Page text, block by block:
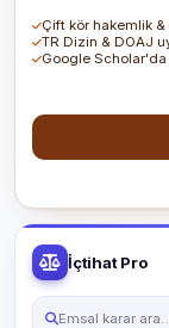
Çift kör hakemlik &
TR Dizin & DOAJ
Google Scholar'da
İçtihat Pro
Emsal karar